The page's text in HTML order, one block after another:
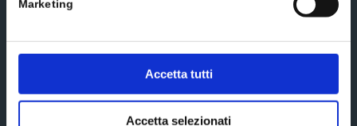
Marketing
Accetta tutti
Accetta selezionati